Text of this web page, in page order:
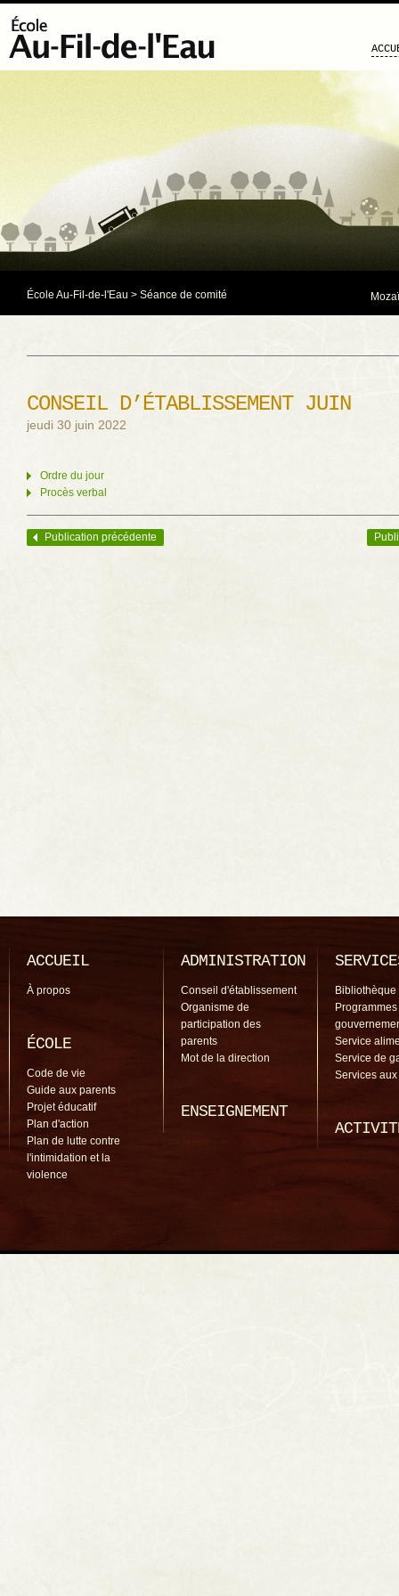
École Au-Fil-de-l'Eau > Séance de comité
CONSEIL D’ÉTABLISSEMENT JUIN
jeudi 30 juin 2022
Ordre du jour
Procès verbal
Navigation des articles
Publication précédente
ACCUEIL
À propos
ÉCOLE
Code de vie
Guide aux parents
Projet éducatif
Plan d'action
Plan de lutte contre
l'intimidation et la
violence
ADMINISTRATION
Conseil d'établissement
Organisme de
participation des
parents
Mot de la direction
ENSEIGNEMENT
Bibliothèque
Programmes
Service
Service de
Services